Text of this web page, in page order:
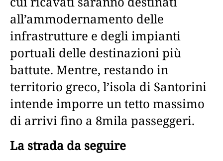
all’ammodernamento delle
infrastrutture e degli impianti
portuali delle destinazioni più
battute. Mentre, restando in
territorio greco, l’isola di Santorini
intende imporre un tetto massimo
di arrivi fino a 8mila passeggeri.
La strada da seguire